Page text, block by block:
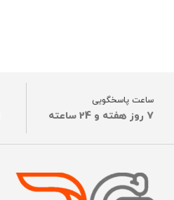
ساعت پاسخگویی
7 روز هفته و 24 ساعته